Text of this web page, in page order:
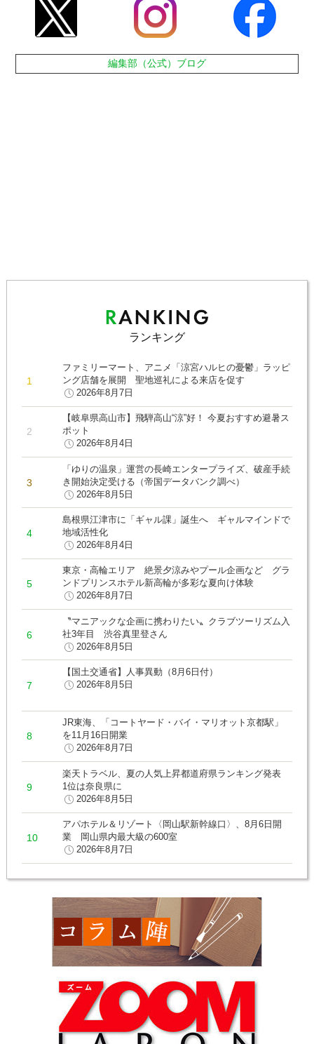
編集部（公式）ブログ
ランキング
ファミリーマート、アニメ「涼宮ハルヒの憂鬱」ラッピ
ング店舗を展開 聖地巡礼による来店を促す
2026年8月7日
【岐阜県高山市】飛騨高山“涼”好！ 今夏おすすめ避暑ス
ポット
2026年8月4日
「ゆりの温泉」運営の長崎エンタープライズ、破産手続
き開始決定受ける（帝国データバンク調べ）
2026年8月5日
島根県江津市に「ギャル課」誕生へ ギャルマインドで
地域活性化
2026年8月4日
東京・高輪エリア 絶景夕涼みやプール企画など グラ
ンドプリンスホテル新高輪が多彩な夏向け体験
2026年8月7日
〝マニアックな企画に携わりたい〟クラブツーリズム入
社3年目 渋谷真里登さん
2026年8月5日
【国土交通省】人事異動（8月6日付）
2026年8月5日
JR東海、「コートヤード・バイ・マリオット京都駅」
を11月16日開業
2026年8月7日
楽天トラベル、夏の人気上昇都道府県ランキング発表
1位は奈良県に
2026年8月5日
アパホテル＆リゾート〈岡山駅新幹線口〉、8月6日開
業 岡山県内最大級の600室
2026年8月7日